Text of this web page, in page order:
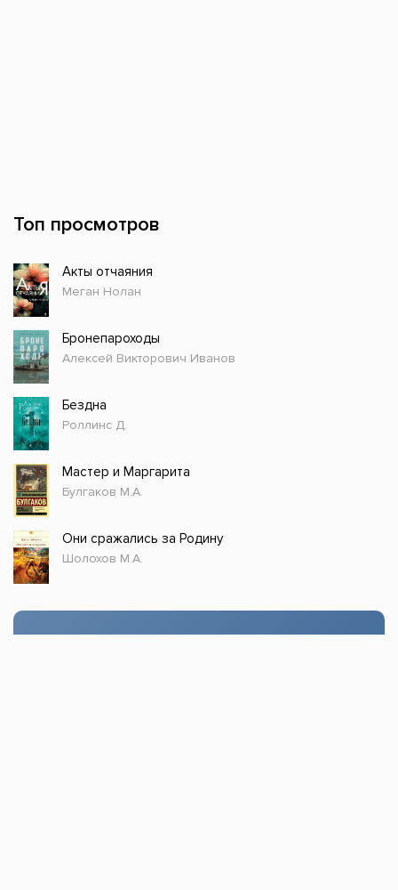
Топ просмотров
Акты отчаяния
Меган Нолан
Бронепароходы
Алексей Викторович Иванов
Бездна
Роллинс Д.
Мастер и Маргарита
Булгаков М.А.
Они сражались за Родину
Шолохов М.А.